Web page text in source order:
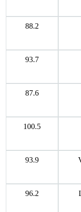
88.2
93.7
87.6
100.5
93.9
96.2